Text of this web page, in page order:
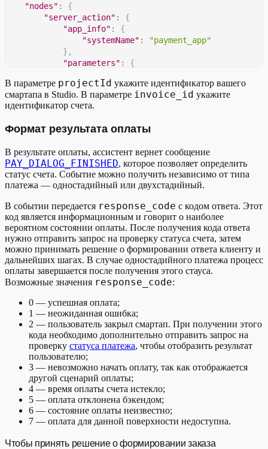
"nodes" :
{
"server_action" :
{
"app_info" :
{
"systemName" :
"payment_app"
} ,
"parameters" :
{
"app_info": {
"projectId":
"0da9a4a0-cb52-4490-
}
}
}
В параметре projectId укажите идентификатор вашего
смартапа в Studio. В параметре invoice_id укажите
идентификатор счета.
Формат результата оплаты
В результате оплаты, ассистент вернет сообщение
PAY_DIALOG_FINISHED, которое позволяет определить
статус счета. Событие можно получить независимо от типа
платежа — одностадийный или двухстадийный.
В событии передается response_code с кодом ответа. Этот
код является информационным и говорит о наиболее
вероятном состоянии оплаты. После получения кода ответа
нужно отправить запрос на проверку статуса счета, затем
можно принимать решение о формировании ответа клиенту и
дальнейших шагах. В случае одностадийного платежа процесс
оплаты завершается после получения этого стауса.
Возможные значения response_code:
0 — успешная оплата;
1 — неожиданная ошибка;
2 — пользователь закрыл смартап. При получении этого
кода необходимо дополнительно отправить запрос на
проверку статуса платежа, чтобы отобразить результат
пользователю;
3 — невозможно начать оплату, так как отображается
другой сценарий оплаты;
4 — время оплаты счета истекло;
5 — оплата отклонена бэкендом;
6 — состояние оплаты неизвестно;
7 — оплата для данной поверхности недоступна.
Чтобы принять решение о формировании заказа